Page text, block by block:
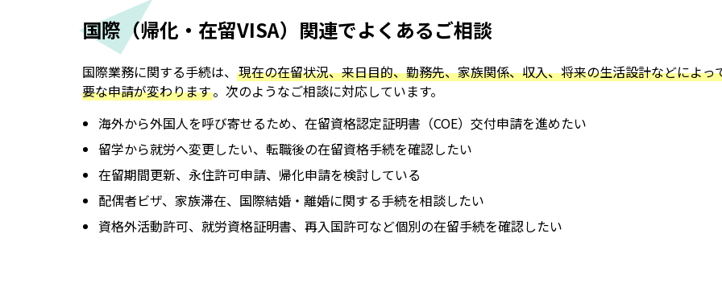
国際（帰化・在留VISA）関連でよくあるご相談
国際業務に関する手続は、 現在の在留状況、来日目的、勤務先、家族関係、収入、将来の生活設計などによっ
要な申請が変わります。次のようなご相談に対応しています。
海外から外国人を呼び寄せるため、在留資格認定証明書（COE）交付申請を進めたい
留学から就労へ変更したい、転職後の在留資格手続を確認したい
在留期間更新、永住許可申請、帰化申請を検討している
配偶者ビザ、家族滞在、国際結婚・離婚に関する手続を相談したい
資格外活動許可、就労資格証明書、再入国許可など個別の在留手続を確認したい